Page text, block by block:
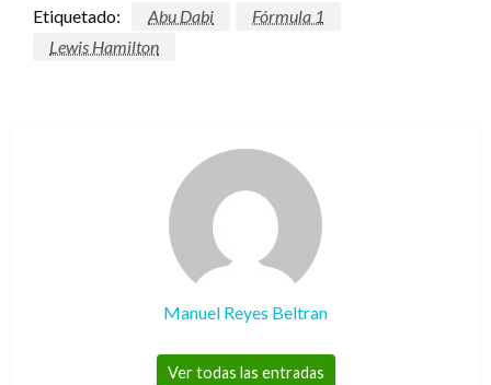
Etiquetado: Abu Dabi
Fórmula 1
Lewis Hamilton
Manuel Reyes Beltran
Ver todas las entradas